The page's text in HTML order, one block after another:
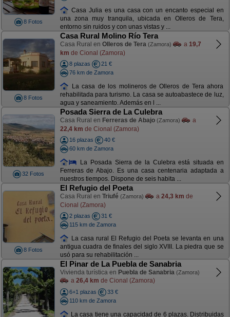
8 Fotos
Casa Julia es una casa con un encanto especial en
una zona muy tranquila, ubicada en Olleros de Tera,
entorno sin ruidos y con unas vistas y ...
8 Fotos
Casa Rural Molino Río Tera
Casa Rural en Olleros de Tera (Zamora) a 19,7
km de Cional (Zamora)
8 plazas
21 €
76 km de Zamora
La casa de los molineros de Olleros de Tera ahora
rehabilitada para turismo. La casa se autoabastece de luz,
agua y saneamiento. Además en l ...
32 Fotos
Posada Sierra de La Culebra
Casa Rural en Ferreras de Abajo (Zamora)
a
22,4 km de Cional (Zamora)
16 plazas
40 €
60 km de Zamora
La Posada Sierra de la Culebra está situada en
Ferreras de Abajo. Es una casa centenaria adaptada a
nuestros tiempos. Dispone de seis habita ...
8 Fotos
El Refugio del Poeta
Casa Rural en Triufé (Zamora) a 24,3 km de
Cional (Zamora)
2 plazas
31 €
115 km de Zamora
La casa rural El Refugio del Poeta se levanta en una
antigua cuadra de finales del siglo XVIII. La piedra que se
usó para su rehabilitación ...
El Pinar de La Puebla de Sanabria
Vivienda turística en Puebla de Sanabria (Zamora)
a 26,4 km de Cional (Zamora)
6+1 plazas
33 €
110 km de Zamora
La casa tiene una capacidad de 6 plazas. Distribuidas